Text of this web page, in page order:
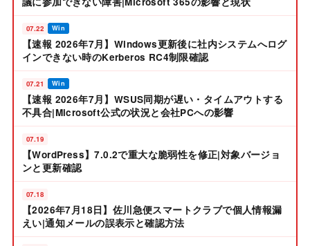
07.22 Win
【速報 2026年7月】Windows更新後に社内システムへログ
インできない時のKerberos RC4制限確認
07.21 Win
【速報 2026年7月】WSUS同期が遅い・タイムアウトする
不具合|Microsoft公式の状況と会社PCへの影響
07.19
【WordPress】7.0.2で重大な脆弱性を修正|対象バージョ
ンと更新確認
07.18
【2026年7月18日】佐川急便スマートクラブで個人情報漏
えい|通知メールの誤表示と確認方法